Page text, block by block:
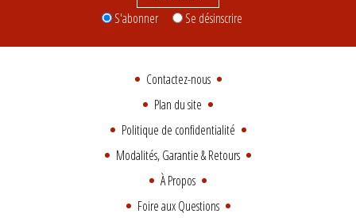
S'abonner Se désinscrire
Contactez-nous
Plan du site
Politique de confidentialité
Modalités, Garantie & Retours
À Propos
Foire aux Questions